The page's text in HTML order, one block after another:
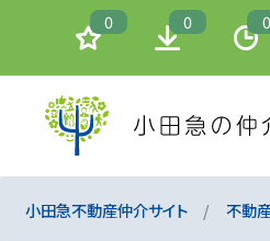
0 0 0
小田急不動産仲介サイト 不動